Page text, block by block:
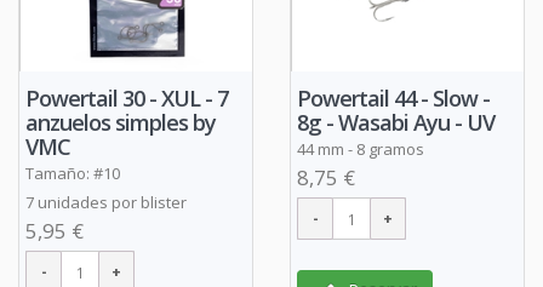
Powertail 30 - XUL - 7
anzuelos simples by
VMC
Tamaño: #10
7 unidades por blister
5,95 €
Powertail 44 - Slow -
8g - Wasabi Ayu - UV
44 mm - 8 gramos
8,75 €